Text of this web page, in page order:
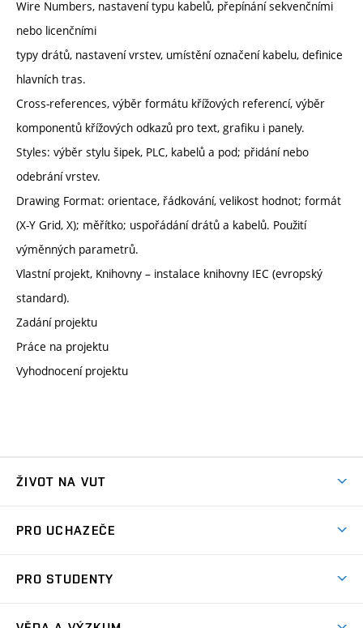
Wire Numbers, nastavení typu kabelů, přepínání sekvenčními
nebo licenčními
typy drátů, nastavení vrstev, umístění označení kabelu, definice
hlavních tras.
Cross-references, výběr formátu křížových referencí, výběr
komponentů křížových odkazů pro text, grafiku i panely.
Styles: výběr stylu šipek, PLC, kabelů a pod; přidání nebo
odebrání vrstev.
Drawing Format: orientace, řádkování, velikost hodnot; formát
(X-Y Grid, X); měřítko; uspořádání drátů a kabelů. Použití
výměnných parametrů.
Vlastní projekt, Knihovny – instalace knihovny IEC (evropský
standard).
Zadání projektu
Práce na projektu
Vyhodnocení projektu
ŽIVOT NA VUT
Koleje
PRO UCHAZEČE
Dny otevřených dveří
PRO STUDENTY